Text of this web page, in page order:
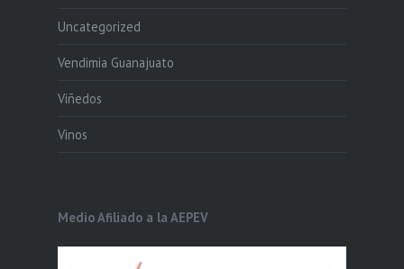
Uncategorized
Vendimia Guanajuato
Viñedos
Vinos
Medio Afiliado a la AEPEV